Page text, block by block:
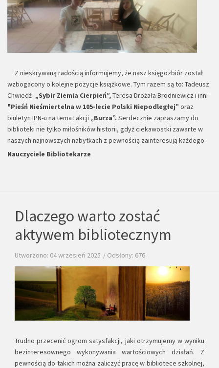
Z nieskrywaną radością informujemy, że nasz księgozbiór został
wzbogacony o kolejne pozycje książkowe. Tym razem są to: Tadeusz
Chwiedź- „Sybir Ziemia Cierpień”,Teresa Drożała Brodniewicz i inni-
"Pieśń Nieśmiertelna w 105-lecie Polski Niepodległej” oraz
biuletyn IPN-u na temat akcji „Burza”. Serdecznie zapraszamy do
biblioteki nie tylko miłośników historii, gdyż ciekawostki zawarte w
naszych najnowszych nabytkach z pewnością zainteresują każdego.
Nauczyciele Bibliotekarze
Dlaczego warto zostać
aktywem bibliotecznym
Utworzono: 04 wrzesień 2025 Odsłony: 676
Trudno przecenić ogrom satysfakcji, jaki otrzymujemy w wyniku
bezinteresownego wykonywania wartościowych działań. Z
pewnością do takich można zaliczyć pracę w bibliotece szkolnej,